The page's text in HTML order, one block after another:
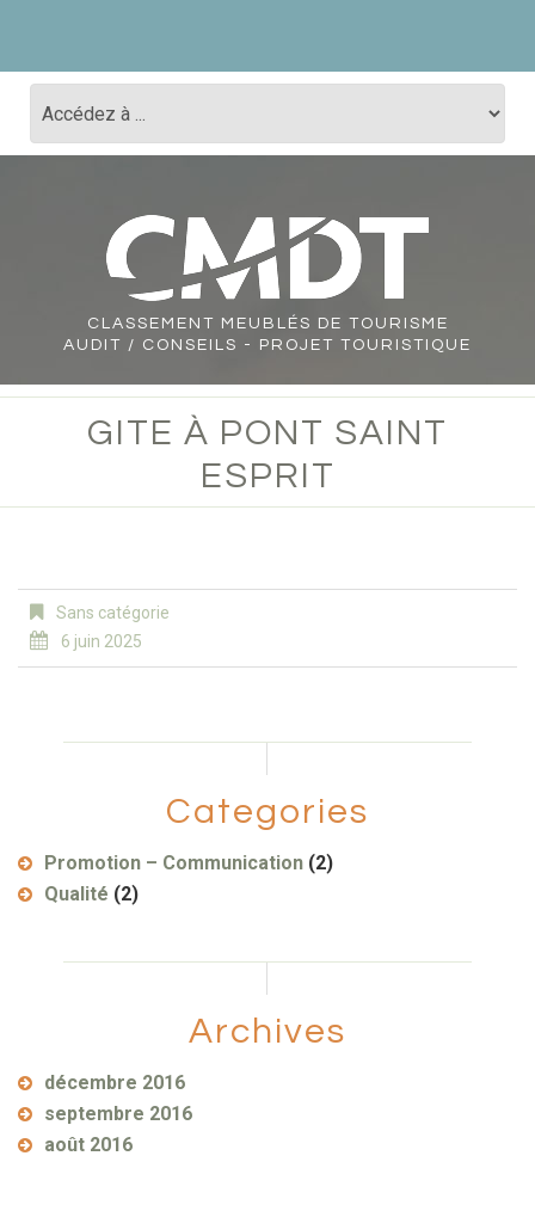
CLASSEMENT
MEUBLÉS DE TOURISME
AUDIT / CONSEILS - PROJET TOURISTIQUE
GITE À PONT SAINT
ESPRIT
Sans catégorie
6 juin 2025
Categories
Promotion – Communication (2)
Qualité (2)
Archives
décembre 2016
septembre 2016
août 2016